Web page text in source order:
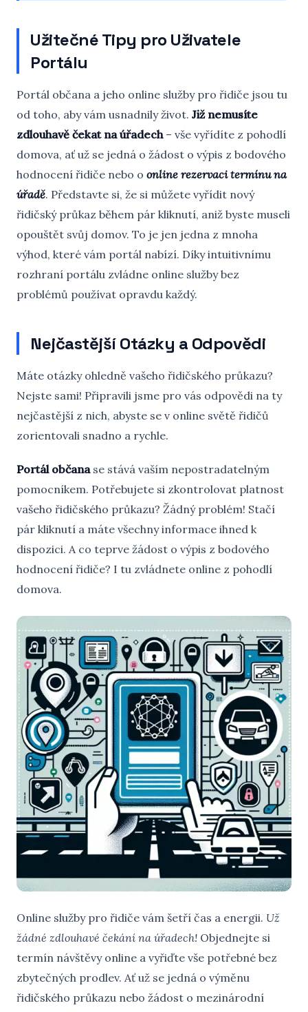
Užitečné Tipy pro Uživatele
Portálu
Portál občana a jeho online služby pro řidiče jsou tu
od toho, aby vám usnadnily život. Již nemusíte
zdlouhavě čekat na úřadech– vše vyřídíte z pohodlí
domova, ať už se jedná o žádost o výpis z bodového
hodnocení řidiče nebo o online rezervaci termínu na
úřadě. Představte si, že si můžete vyřídit nový
řidičský průkaz během pár kliknutí, aniž byste museli
opouštět svůj domov. To je jen jedna z mnoha
výhod, které vám portál nabízí. Díky intuitivnímu
rozhraní portálu zvládne online služby bez
problémů používat opravdu každý.
Nejčastější Otázky a Odpovědi
Máte otázky ohledně vašeho řidičského průkazu?
Nejste sami! Připravili jsme pro vás odpovědi na ty
nejčastější z nich, abyste se v online světě řidičů
zorientovali snadno a rychle.
Portál občanase stává vaším nepostradatelným
pomocníkem. Potřebujete si zkontrolovat platnost
vašeho řidičského průkazu? Žádný problém! Stačí
pár kliknutí a máte všechny informace ihned k
dispozici. A co teprve žádost o výpis z bodového
hodnocení řidiče? I tu zvládnete online z pohodlí
domova.
Online služby pro řidiče vám šetří čas a energii. Už
žádné zdlouhavé čekání na úřadech! Objednejte si
termín návštěvy online a vyřiďte vše potřebné bez
zbytečných prodlev. Ať už se jedná o výměnu
řidičského průkazu nebo žádost o mezinárodní